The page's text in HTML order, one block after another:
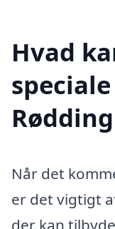
Hvad
Når det
er det vigtigt
der kan